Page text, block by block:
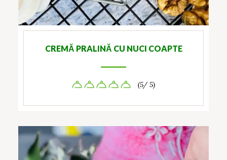
CREMĂ PRALINĂ CU NUCI COAPTE
(5/ 5)